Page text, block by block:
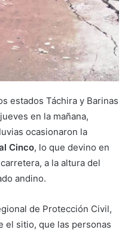
estados Táchira y Barinas
en la mañana,
ocasionaron la
Cinco, lo que devino en
a la altura del
andino.
de Protección Civil,
el sitio, que las personas